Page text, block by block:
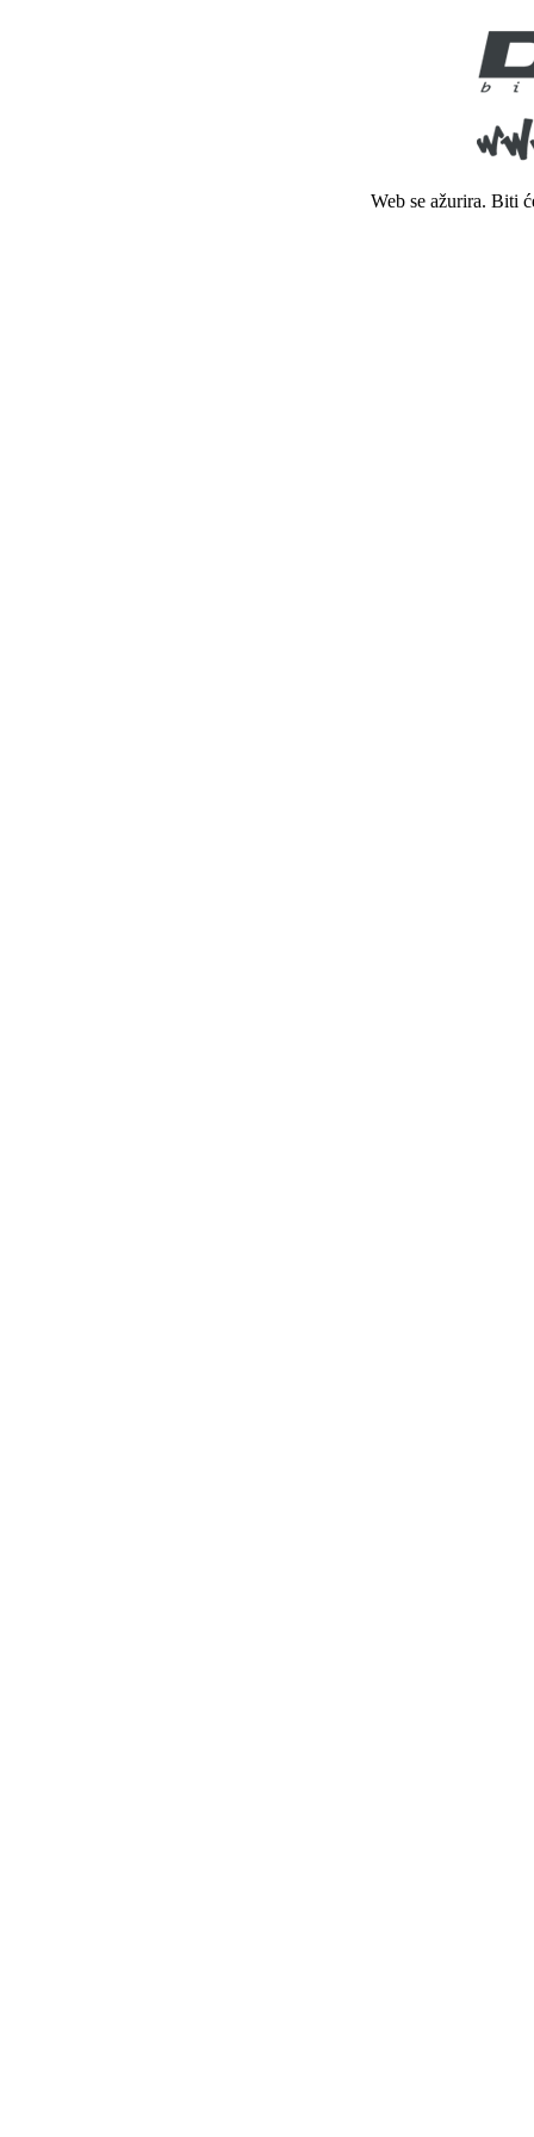
Web se ažurira. Biti